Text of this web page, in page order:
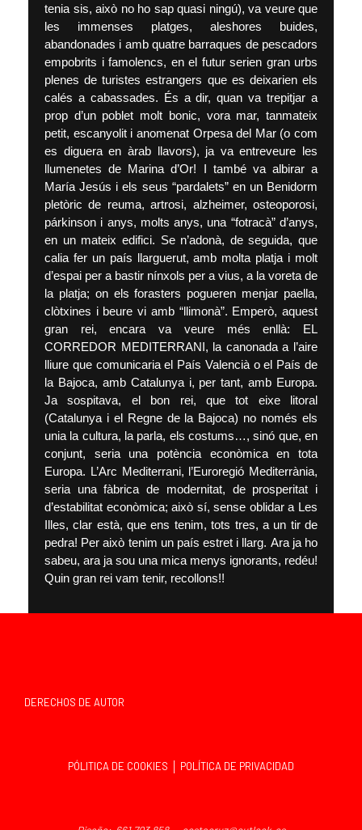
tenia sis, això no ho sap quasi ningú), va veure que
les immenses platges, aleshores buides,
abandonades i amb quatre barraques de pescadors
empobrits i famolencs, en el futur serien gran urbs
plenes de turistes estrangers que es deixarien els
calés a cabassades. És a dir, quan va trepitjar a
prop d’un poblet molt bonic, vora mar, tanmateix
petit, escanyolit i anomenat Orpesa del Mar (o com
es diguera en àrab llavors), ja va entreveure les
llumenetes de Marina d’Or! I també va albirar a
María Jesús i els seus “pardalets” en un Benidorm
pletòric de reuma, artrosi, alzheimer, osteoporosi,
párkinson i anys, molts anys, una “fotracà” d’anys,
en un mateix edifici. Se n’adonà, de seguida, que
calia fer un país llarguerut, amb molta platja i molt
d’espai per a bastir nínxols per a vius, a la voreta de
la platja; on els forasters pogueren menjar paella,
clòtxines i beure vi amb “llimonà”. Emperò, aquest
gran rei, encara va veure més enllà: EL
CORREDOR MEDITERRANI, la canonada a l’aire
lliure que comunicaria el País Valencià o el País de
la Bajoca, amb Catalunya i, per tant, amb Europa.
Ja sospitava, el bon rei, que tot eixe litoral
(Catalunya i el Regne de la Bajoca) no només els
unia la cultura, la parla, els costums…, sinó que, en
conjunt, seria una potència econòmica en tota
Europa. L’Arc Mediterrani, l’Euroregió Mediterrània,
seria una fàbrica de modernitat, de prosperitat i
d’estabilitat econòmica; això sí, sense oblidar a Les
Illes, clar està, que ens tenim, tots tres, a un tir de
pedra! Per això tenim un país estret i llarg. Ara ja ho
sabeu, ara ja sou una mica menys ignorants, redéu!
Quin gran rei vam tenir, recollons!!
DERECHOS DE AUTOR
PÓLITICA DE COOKIES │ POLÍTICA DE PRIVACIDAD